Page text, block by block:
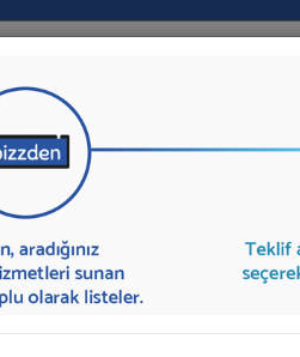
Hizmetisunan firmalar aşağıda
Teklif İste" kısmından toplu